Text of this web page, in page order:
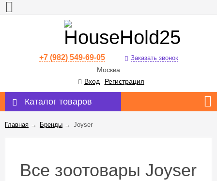
+7 (982) 549-69-05 Заказать звонок
Москва
Вход
Регистрация
Каталог товаров
Главная → Бренды → Joyser
Все зоотовары Joyser